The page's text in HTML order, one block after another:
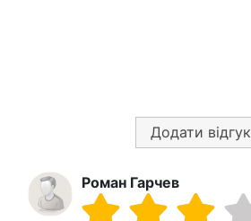
Додати відгук
Роман Гарчев